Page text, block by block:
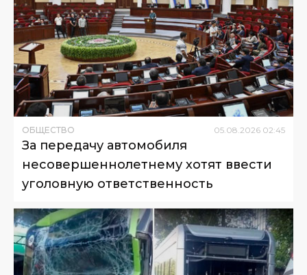
ОБЩЕСТВО 05 08 2026 02:45
За передачу автомобиля
несовершеннолетнему хотят ввести
уголовную ответственность